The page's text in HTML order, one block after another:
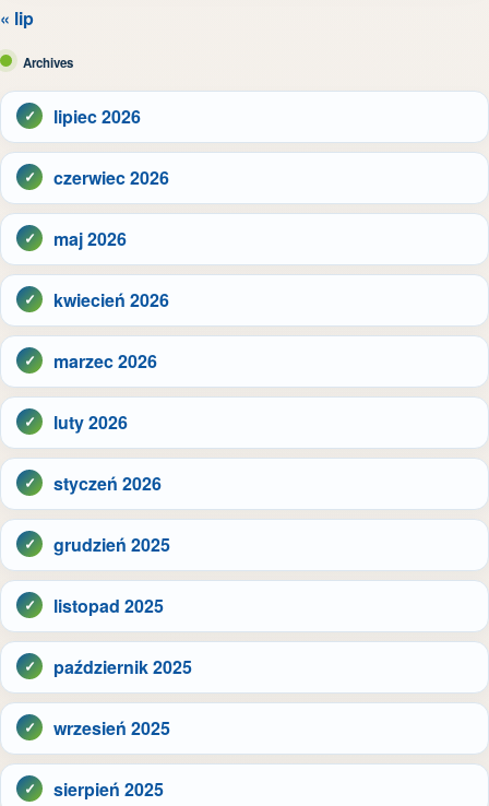
« lip
Archives
lipiec 2026
czerwiec 2026
maj 2026
kwiecień 2026
marzec 2026
luty 2026
styczeń 2026
grudzień 2025
listopad 2025
październik 2025
wrzesień 2025
sierpień 2025